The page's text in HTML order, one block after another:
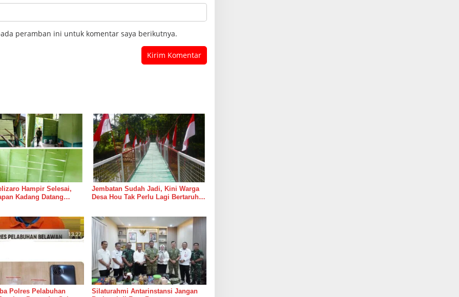
peramban ini untuk komentar saya berikutnya.
Hampir Selesai,
Kadang Datang
Jembatan Sudah Jadi, Kini Warga
Desa Hou Tak Perlu Lagi Bertaruh
Polres Pelabuhan
Silaturahmi Antarinstansi Jangan